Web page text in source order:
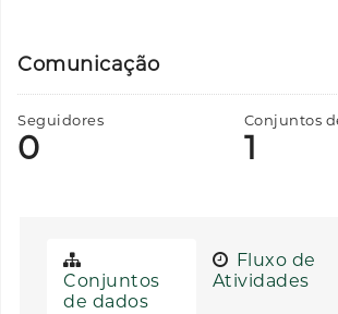
Comunicação
Seguidores
0
Conjuntos
1
Conjuntos
de dados
Fluxo de
Atividades